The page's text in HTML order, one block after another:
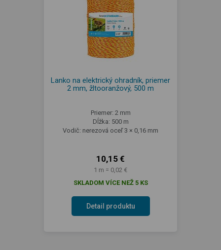
Lanko na elektrický ohradník, priemer
2 mm, žltooranžový, 500 m
Priemer: 2 mm
Dĺžka: 500 m
Vodič: nerezová oceľ 3 × 0,16 mm
10,15 €
1 m = 0,02 €
SKLADOM VÍCE NEŽ 5 KS
Detail produktu